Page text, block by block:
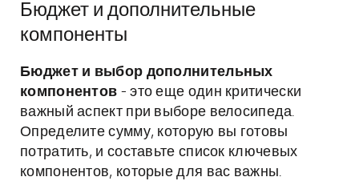
Бюджет и дополнительные
компоненты
Бюджет и выбор дополнительных
компонентов - это еще один критически
важный аспект при выборе велосипеда.
Определите сумму, которую вы готовы
потратить, и составьте список ключевых
компонентов, которые для вас важны.